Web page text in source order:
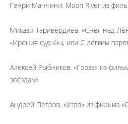
Генри Манчини. Moon River из
Микаэл Таривердиев. «Снег над
«Ирония судьбы, или С лёгким
Алексей Рыбников. «Гроза» из
звёздам»
Андрей Петров. «Утро» из фильма